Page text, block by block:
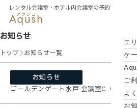
レンタル会議室・ ホテル内会議室の予約サイト
エ
ケ
ご
よ
お
お知らせ
トップ お知らせ一覧
お知らせ
ゴールデンゲート水戸 会議室C（定員8